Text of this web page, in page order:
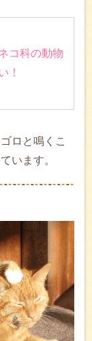
コ科の動物
！
ロと鳴くこ
います。